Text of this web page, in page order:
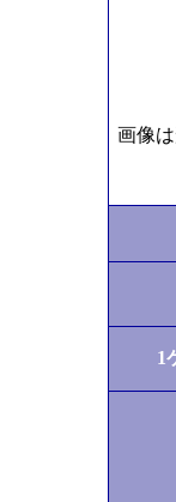
画像
1